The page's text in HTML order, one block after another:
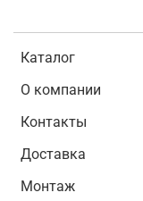
Каталог
О компании
Контакты
Доставка
Монтаж